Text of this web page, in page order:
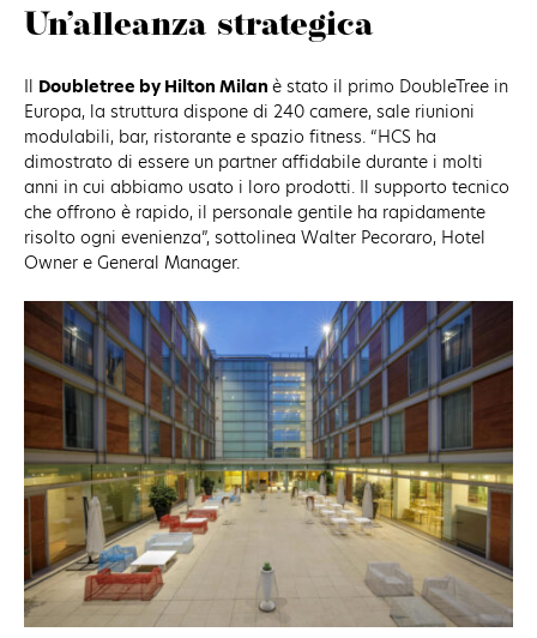
Un’alleanza strategica
Il Doubletree by Hilton Milan è stato il primo DoubleTree in
Europa, la struttura dispone di 240 camere, sale riunioni
modulabili, bar, ristorante e spazio fitness. “HCS ha
dimostrato di essere un partner affidabile durante i molti
anni in cui abbiamo usato i loro prodotti. Il supporto tecnico
che offrono è rapido, il personale gentile ha rapidamente
risolto ogni evenienza”, sottolinea Walter Pecoraro, Hotel
Owner e General Manager.